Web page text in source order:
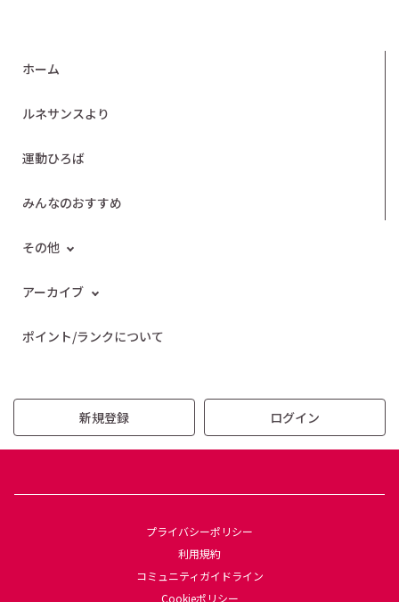
ホーム
ルネサンスより
運動ひろば
みんなのおすすめ
その他
アーカイブ
ポイント/ランクについて
新規登録 ログイン
プライバシーポリシー
利用規約
コミュニティガイドライン
Cookieポリシー